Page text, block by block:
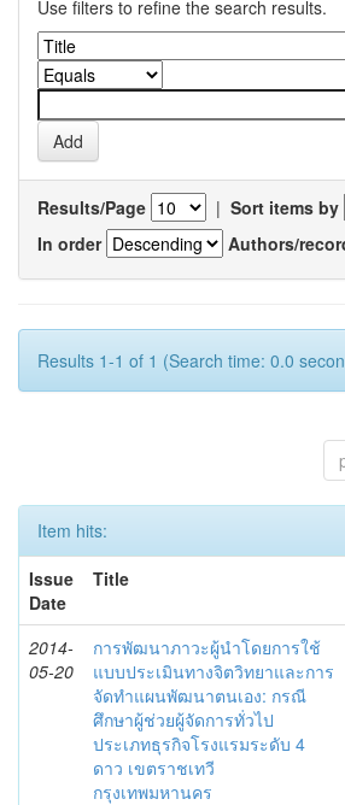
Use filters to refine the search results.
Results/Page | Sort items by
In order
Authors/
Results 1-1 of 1 (Search time: 0.0
Item hits:
Issue
Date
Title
2014-
05-20
การพัฒนาภาวะผู้นำโดยการใช้
แบบประเมินทางจิตวิทยาและการ
จัดทำแผนพัฒนาตนเอง: กรณี
ศึกษาผู้ช่วยผู้จัดการทั่วไป
ประเภทธุรกิจโรงแรมระดับ 4
ดาว เขตราชเทวี
กรุงเทพมหานคร